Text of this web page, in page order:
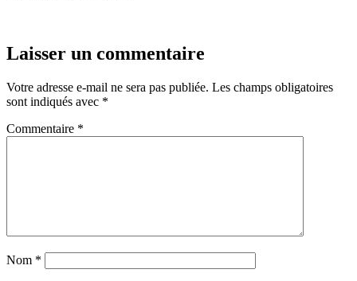
Laisser un commentaire
Votre adresse e-mail ne sera pas publiée. Les champs obligatoires
sont indiqués avec *
Commentaire *
Nom *